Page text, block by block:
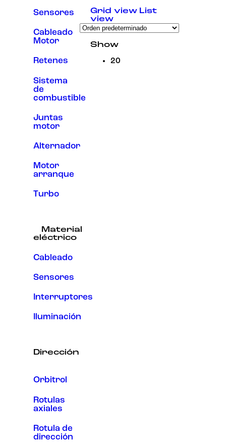
Sensores
Cableado
Motor
Retenes
Sistema
de
combustible
Juntas
motor
Alternador
Motor
arranque
Turbo
Material
eléctrico
Cableado
Sensores
Interruptores
Iluminación
Dirección
Orbitrol
Rotulas
axiales
Rotula de
dirección
Grid view List
view
Show
20
comportamiento
mientras visitas
aumentas la
posibilidad de
ofertas
personalizados.